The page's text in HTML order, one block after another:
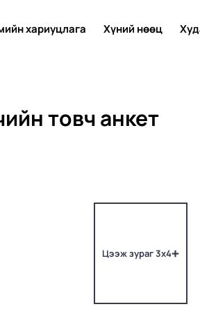
хариуцлага Хүний нөөц
товч анкет
Цээж зураг 3х4